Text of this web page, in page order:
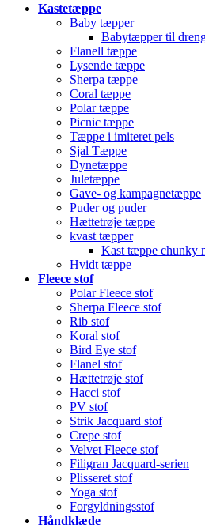
Kastetæppe
Baby tæpper
Babytæpper til
Flanell tæppe
Lysende tæppe
Sherpa tæppe
Coral tæppe
Polar tæppe
Picnic tæppe
Tæppe i imiteret pels
Sjal Tæppe
Dynetæppe
Juletæppe
Gave- og kampagnetæppe
Puder og puder
Hættetrøje tæppe
kvast tæpper
Kast tæppe chunky
Hvidt tæppe
Fleece stof
Polar Fleece stof
Sherpa Fleece stof
Rib stof
Koral stof
Bird Eye stof
Flanel stof
Hættetrøje stof
Hacci stof
PV stof
Strik Jacquard stof
Crepe stof
Velvet Fleece stof
Filigran Jacquard-serien
Plisseret stof
Yoga stof
Forgyldningsstof
Håndklæde